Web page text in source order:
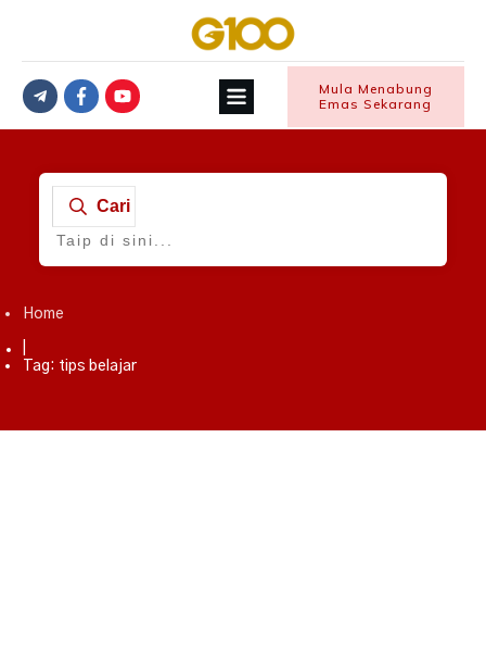
Mula Menabung
Emas Sekarang
Cari
Home
Tag: tips belajar